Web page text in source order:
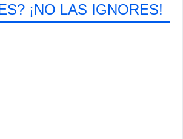
¡NO LAS IGNORES!